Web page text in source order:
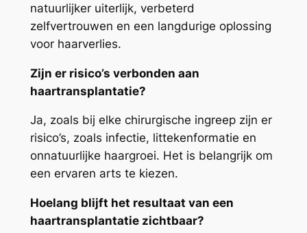
natuurlijker uiterlijk, verbeterd
zelfvertrouwen en een langdurige oplossing
voor haarverlies.
Zijn er risico’s verbonden aan
haartransplantatie?
Ja, zoals bij elke chirurgische ingreep zijn er
risico’s, zoals infectie, littekenformatie en
onnatuurlijke haargroei. Het is belangrijk om
een ervaren arts te kiezen.
Hoelang blijft het resultaat van een
haartransplantatie zichtbaar?